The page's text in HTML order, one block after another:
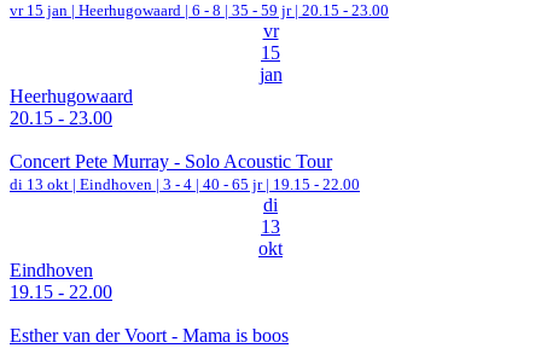
vr 15 jan | Heerhugowaard | 6 - 8 | 35 - 59 jr | 20.15 - 23.00
vr
15
jan
Heerhugowaard
20.15 - 23.00
Concert Pete Murray - Solo Acoustic Tour
di 13 okt | Eindhoven | 3 - 4 | 40 - 65 jr | 19.15 - 22.00
di
13
okt
Eindhoven
19.15 - 22.00
Esther van der Voort - Mama is boos